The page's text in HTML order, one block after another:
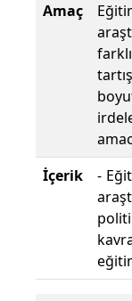
Amaç
İçerik
-